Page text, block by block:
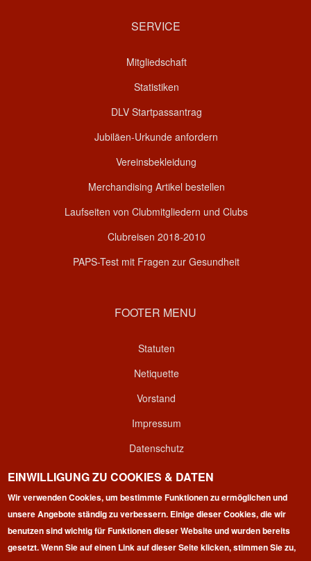
SERVICE
Mitgliedschaft
Statistiken
DLV Startpassantrag
Jubiläen-Urkunde anfordern
Vereinsbekleidung
Merchandising Artikel bestellen
Laufseiten von Clubmitgliedern und Clubs
Clubreisen 2018-2010
PAPS-Test mit Fragen zur Gesundheit
FOOTER MENU
Statuten
Netiquette
Vorstand
Impressum
Datenschutz
Kontakt
Login
EINWILLIGUNG ZU COOKIES & DATEN
Wir verwenden Cookies, um bestimmte Funktionen zu ermöglichen und
unsere Angebote ständig zu verbessern. Einige dieser Cookies, die wir
benutzen sind wichtig für Funktionen dieser Website und wurden bereits
gesetzt. Wenn Sie auf einen Link auf dieser Seite klicken, stimmen Sie zu,